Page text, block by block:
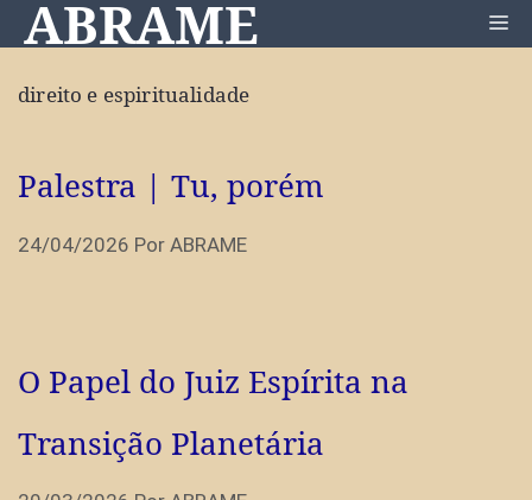
Pular
para
conteúdo
ABRAME
direito e espiritualidade
Palestra | Tu, porém
24/04/2026 Por ABRAME
O Papel do Juiz Espírita na
Transição Planetária